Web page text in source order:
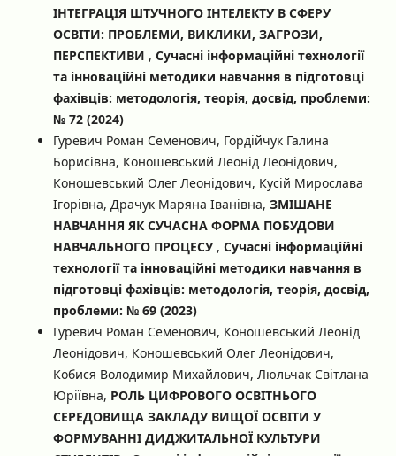
ІНТЕГРАЦІЯ ШТУЧНОГО ІНТЕЛЕКТУ В СФЕРУ
ОСВІТИ: ПРОБЛЕМИ, ВИКЛИКИ, ЗАГРОЗИ,
ПЕРСПЕКТИВИ , Сучасні інформаційні технології
та інноваційні методики навчання в підготовці
фахівців: методологія, теорія, досвід, проблеми:
№ 72 (2024)
Гуревич Роман Семенович, Гордійчук Галина
Борисівна, Коношевський Леонід Леонідович,
Коношевський Олег Леонідович, Кусій Мирослава
Ігорівна, Драчук Маряна Іванівна, ЗМІШАНЕ
НАВЧАННЯ ЯК СУЧАСНА ФОРМА ПОБУДОВИ
НАВЧАЛЬНОГО ПРОЦЕСУ , Сучасні інформаційні
технології та інноваційні методики навчання в
підготовці фахівців: методологія, теорія, досвід,
проблеми: № 69 (2023)
Гуревич Роман Семенович, Коношевський Леонід
Леонідович, Коношевський Олег Леонідович,
Кобися Володимир Михайлович, Люльчак Світлана
Юріївна, РОЛЬ ЦИФРОВОГО ОСВІТНЬОГО
СЕРЕДОВИЩА ЗАКЛАДУ ВИЩОЇ ОСВІТИ У
ФОРМУВАННІ ДИДЖИТАЛЬНОЇ КУЛЬТУРИ